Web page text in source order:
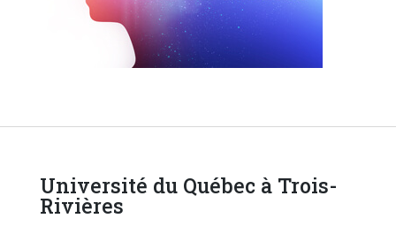
Université du Québec à Trois-
Rivières